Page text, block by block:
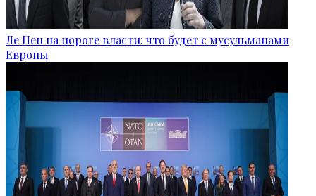
Ле Пен на пороге власти: что будет с мусульманами
Европы